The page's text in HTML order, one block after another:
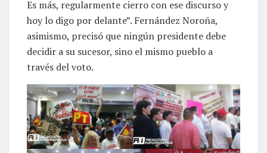
Es más, regularmente cierro con ese discurso y
hoy lo digo por delante”. Fernández Noroña,
asimismo, precisó que ningún presidente debe
decidir a su sucesor, sino el mismo pueblo a
través del voto.